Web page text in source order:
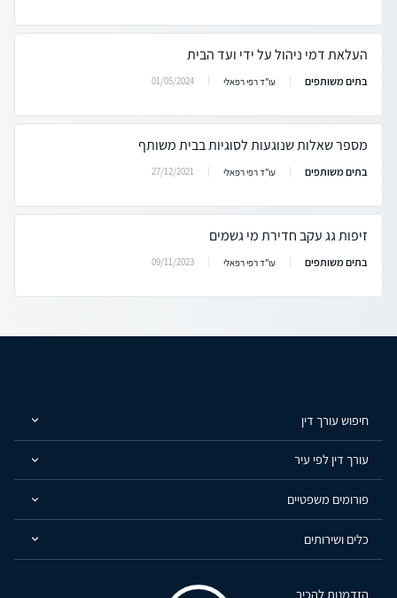
העלאת דמי ניהול על ידי ועד הבית
בתים משותפים עו"ד רפי רפאלי 01/05/2024
מספר שאלות שנוגעות לסוגיות בבית משותף
בתים משותפים עו"ד רפי רפאלי 27/12/2021
זיפות גג עקב חדירת מי גשמים
בתים משותפים עו"ד רפי רפאלי 09/11/2023
חיפוש עורך דין
עורך דין לפי עיר
פורומים משפטיים
כלים ושירותים
הזדמנות להכיר